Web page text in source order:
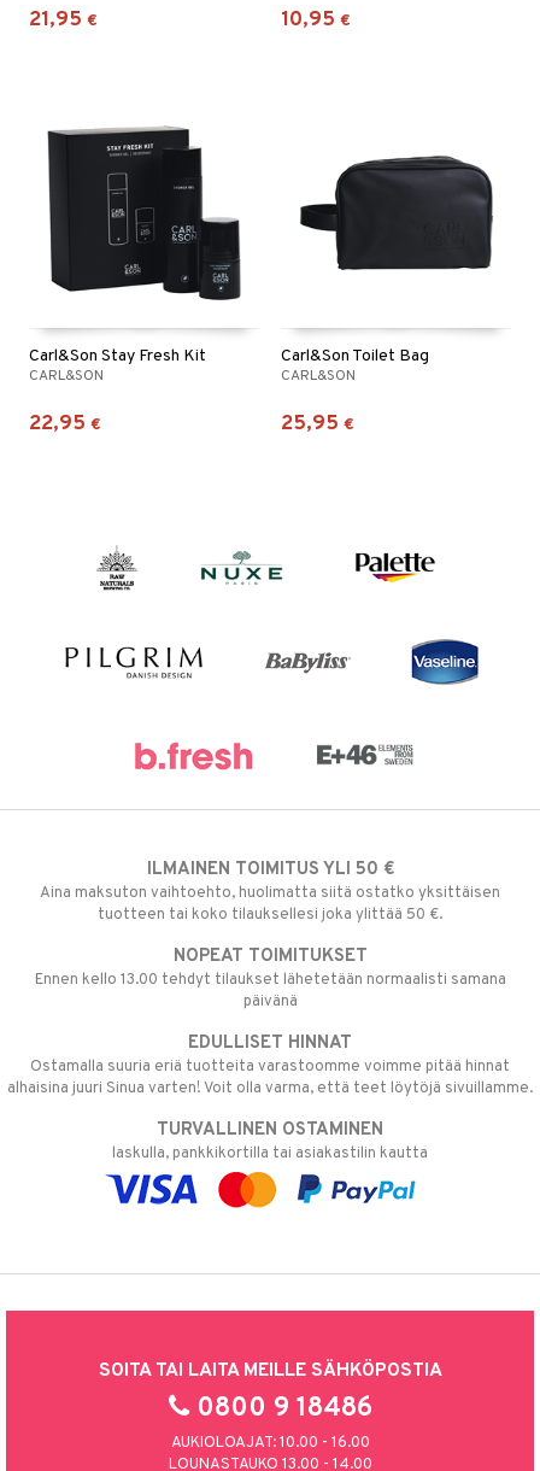
21,95 € 10,95 €
Carl&Son Stay Fresh Kit
CARL&SON
22,95 €
Carl&Son Toilet Bag
CARL&SON
25,95 €
ILMAINEN TOIMITUS YLI 50 €
Aina maksuton vaihtoehto, huolimatta siitä ostatko yksittäisen
tuotteen tai koko tilauksellesi joka ylittää 50 €.
NOPEAT TOIMITUKSET
Ennen kello 13.00 tehdyt tilaukset lähetetään normaalisti samana
päivänä
EDULLISET HINNAT
Ostamalla suuria eriä tuotteita varastoomme voimme pitää hinnat
alhaisina juuri Sinua varten! Voit olla varma, että teet löytöjä sivuillamme.
TURVALLINEN OSTAMINEN
laskulla, pankkikortilla tai asiakastilin kautta
SOITA TAI LAITA MEILLE SÄHKÖPOSTIA
0800 9 18486
AUKIOLOAJAT: 10.00 - 16.00
LOUNASTAUKO 13.00 - 14.00